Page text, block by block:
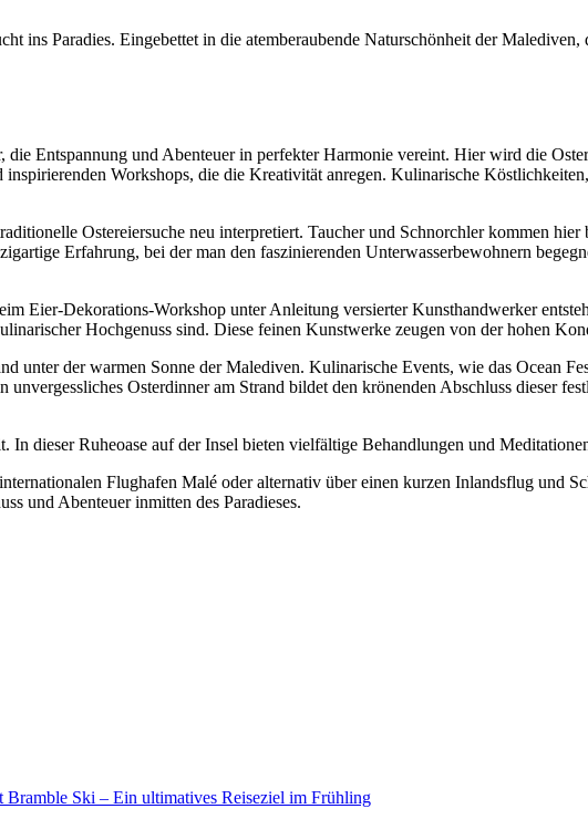
ins Paradies. Eingebettet in die atemberaubende Naturschönheit der Malediven,
Entspannung und Abenteuer in perfekter Harmonie vereint. Hier wird die
Workshops, die die Kreativität anregen. Kulinarische
Ostereiersuche neu interpretiert. Taucher und Schnorchler kommen hier
Erfahrung, bei der man den faszinierenden Unterwasserbewohnern
Eier-Dekorations-Workshop unter Anleitung versierter Kunsthandwerker
Hochgenuss sind. Diese feinen Kunstwerke zeugen von der hohen
unter der warmen Sonne der Malediven. Kulinarische Events, wie das Ocean
Osterdinner am Strand bildet den krönenden Abschluss dieser
In dieser Ruheoase auf der Insel bieten vielfältige Behandlungen und
Flughafen Malé oder alternativ über einen kurzen Inlandsflug und
und Abenteuer inmitten des Paradieses.
Bramble Ski – Ein ultimatives Reiseziel im Frühling